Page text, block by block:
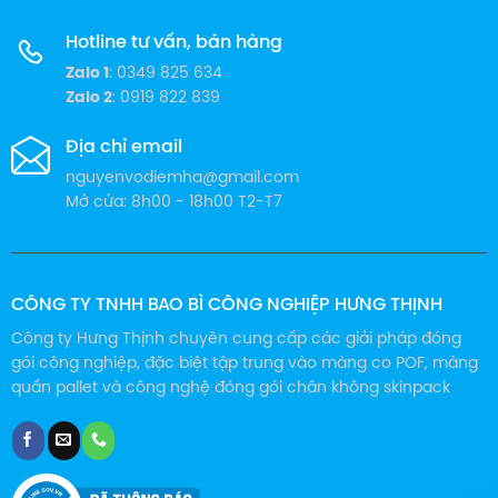
mang-co-tui-pof
Hotline tư vấn, bán hàng
Zalo 1: 0349 825 634
Zalo 2: 0919 822 839
Địa chỉ email
nguyenvodiemha@gmail.com
Mở cửa: 8h00 - 18h00 T2-T7
CÔNG TY TNHH BAO BÌ CÔNG NGHIỆP HƯNG THỊNH
Công ty Hưng Thịnh chuyên cung cấp các giải pháp đóng
gói công nghiệp, đặc biệt tập trung vào màng co POF, màng
quấn pallet và công nghệ đóng gói chân không skinpack